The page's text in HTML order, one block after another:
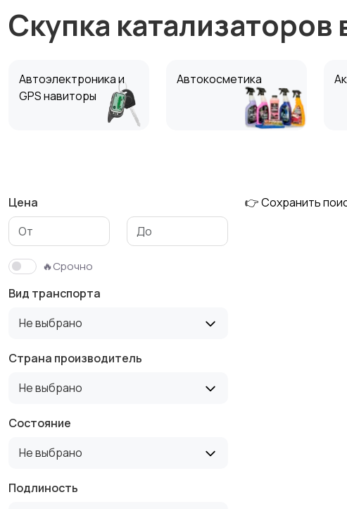
Скупка катализаторов
Автоэлектроника и
GPS навиторы
Автокосметика
Материалы для авто,
шумоизоляции
Автоэлектро
Цена
🔥Срочно
Вид транспорта
Не выбрано
Страна производитель
Не выбрано
Состояние
Не выбрано
Подлиность
👉 Сохранить